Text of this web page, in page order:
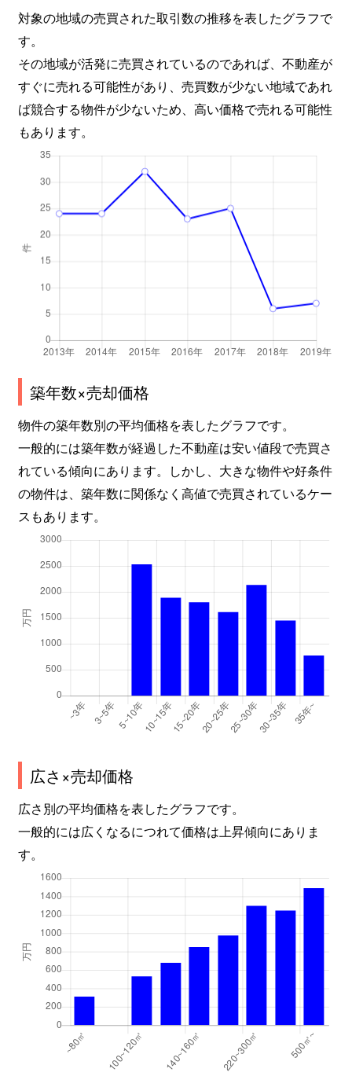
対象の地域の売買された取引数の推移を表したグラフで
す。
その地域が活発に売買されているのであれば、不動産が
すぐに売れる可能性があり、売買数が少ない地域であれ
ば競合する物件が少ないため、高い価格で売れる可能性
もあります。
築年数×売却価格
物件の築年数別の平均価格を表したグラフです。
一般的には築年数が経過した不動産は安い値段で売買さ
れている傾向にあります。しかし、大きな物件や好条件
の物件は、築年数に関係なく高値で売買されているケー
スもあります。
広さ×売却価格
広さ別の平均価格を表したグラフです。
一般的には広くなるにつれて価格は上昇傾向にありま
す。